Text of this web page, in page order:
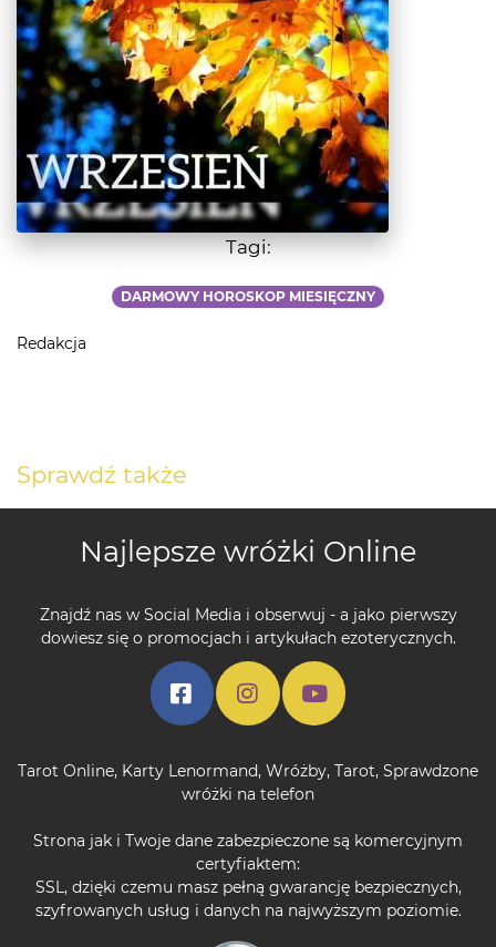
Tagi:
DARMOWY HOROSKOP MIESIĘCZNY
Redakcja
Sprawdź także
Najlepsze wróżki Online
Znajdź nas w Social Media i obserwuj - a jako pierwszy
dowiesz się o promocjach i artykułach ezoterycznych.
Tarot Online, Karty Lenormand, Wróżby, Tarot, Sprawdzone
wróżki na telefon
Strona jak i Twoje dane zabezpieczone są komercyjnym
certyfiaktem:
SSL, dzięki czemu masz pełną gwarancję bezpiecznych,
szyfrowanych usług i danych na najwyższym poziomie.